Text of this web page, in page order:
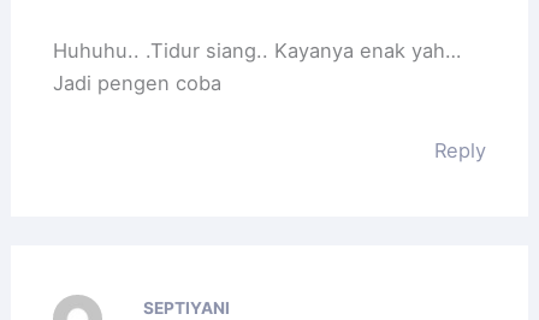
Huhuhu.. .Tidur siang.. Kayanya enak yah…
Jadi pengen coba
Reply
SEPTIYANI